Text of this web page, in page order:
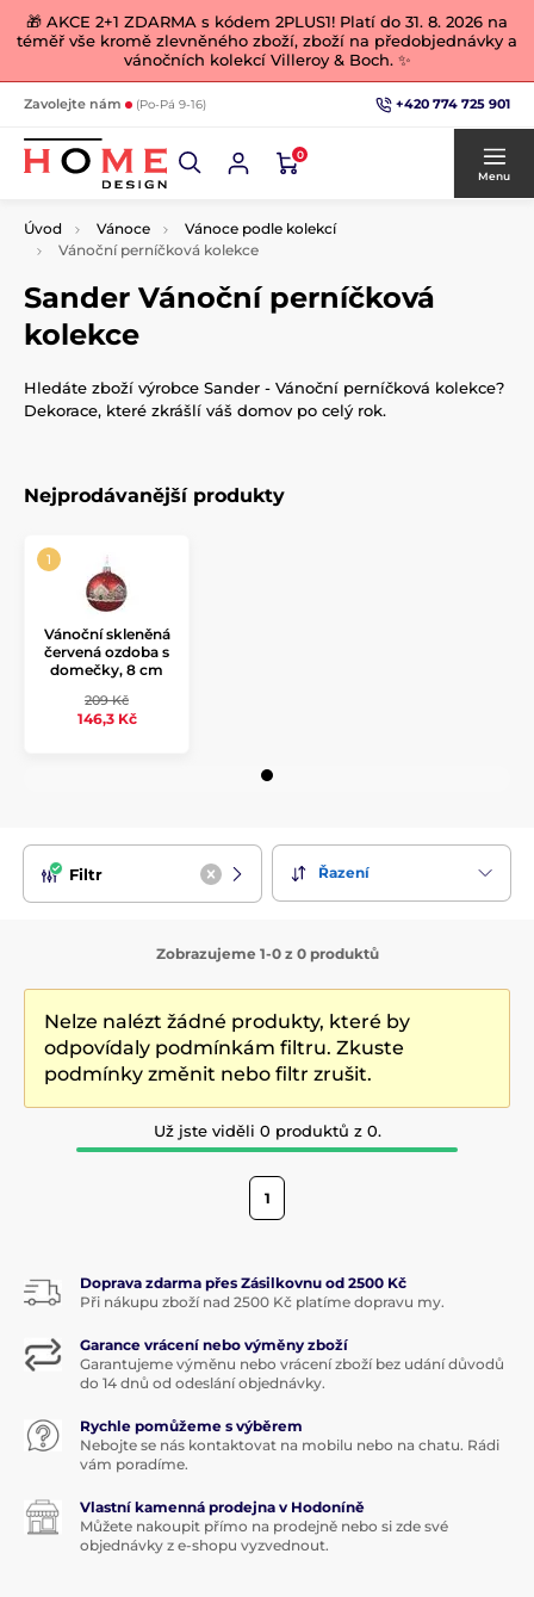
🎁 AKCE 2+1 ZDARMA s kódem 2PLUS1! Platí do 31. 8. 2026 na
téměř vše kromě zlevněného zboží, zboží na předobjednávky a
vánočních kolekcí Villeroy & Boch. ✨
Zavolejte nám (Po-Pá 9-16) +420 774 725 901
0
Menu
Úvod Vánoce
Vánoce podle kolekcí
Vánoční perníčková kolekce
Sander Vánoční perníčková
kolekce
Hledáte zboží výrobce Sander - Vánoční perníčková kolekce?
Dekorace, které zkrášlí váš domov po celý rok.
Nejprodávanější produkty
Vánoční skleněná
červená ozdoba s
domečky, 8 cm
209 Kč
146,3 Kč
Filtr Řazení
Zobrazujeme 1-0 z 0 produktů
Nelze nalézt žádné produkty, které by
odpovídaly podmínkám filtru. Zkuste
podmínky změnit nebo filtr zrušit.
Už jste viděli 0 produktů z 0.
1
Doprava zdarma přes Zásilkovnu od 2500 Kč
Při nákupu zboží nad 2500 Kč platíme dopravu my.
Garance vrácení nebo výměny zboží
Garantujeme výměnu nebo vrácení zboží bez udání důvodů
do 14 dnů od odeslání objednávky.
Rychle pomůžeme s výběrem
Nebojte se nás kontaktovat na mobilu nebo na chatu. Rádi
vám poradíme.
Vlastní kamenná prodejna v Hodoníně
Můžete nakoupit přímo na prodejně nebo si zde své
objednávky z e-shopu vyzvednout.